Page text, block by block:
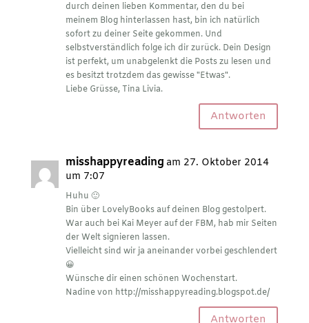
durch deinen lieben Kommentar, den du bei
meinem Blog hinterlassen hast, bin ich natürlich
sofort zu deiner Seite gekommen. Und
selbstverständlich folge ich dir zurück. Dein Design
ist perfekt, um unabgelenkt die Posts zu lesen und
es besitzt trotzdem das gewisse "Etwas".
Liebe Grüsse, Tina Livia.
Antworten
misshappyreading am 27. Oktober 2014
um 7:07
Huhu 🙂
Bin über LovelyBooks auf deinen Blog gestolpert.
War auch bei Kai Meyer auf der FBM, hab mir Seiten
der Welt signieren lassen.
Vielleicht sind wir ja aneinander vorbei geschlendert
😀
Wünsche dir einen schönen Wochenstart.
Nadine von http://misshappyreading.blogspot.de/
Antworten